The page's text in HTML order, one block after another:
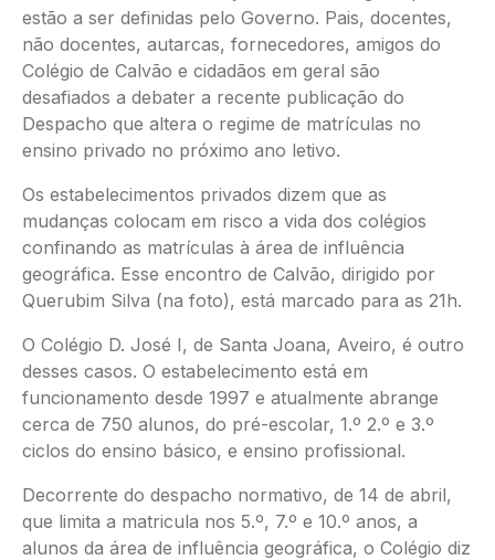
estão a ser definidas pelo Governo. Pais, docentes,
não docentes, autarcas, fornecedores, amigos do
Colégio de Calvão e cidadãos em geral são
desafiados a debater a recente publicação do
Despacho que altera o regime de matrículas no
ensino privado no próximo ano letivo.
Os estabelecimentos privados dizem que as
mudanças colocam em risco a vida dos colégios
confinando as matrículas à área de influência
geográfica. Esse encontro de Calvão, dirigido por
Querubim Silva (na foto), está marcado para as 21h.
O Colégio D. José I, de Santa Joana, Aveiro, é outro
desses casos. O estabelecimento está em
funcionamento desde 1997 e atualmente abrange
cerca de 750 alunos, do pré-escolar, 1.º 2.º e 3.º
ciclos do ensino básico, e ensino profissional.
Decorrente do despacho normativo, de 14 de abril,
que limita a matricula nos 5.º, 7.º e 10.º anos, a
alunos da área de influência geográfica, o Colégio diz